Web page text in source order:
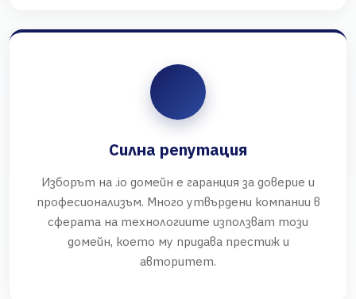
Силна репутация
Изборът на .io домейн е гаранция за доверие и
професионализъм. Много утвърдени компании в
сферата на технологиите използват този
домейн, което му придава престиж и
авторитет.